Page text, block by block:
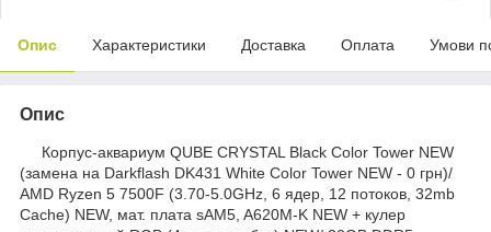
Опис Характеристики Доставка Оплата Умови
Опис
Корпус-аквариум QUBE CRYSTAL Black Color Tower NEW
(замена на Darkflash DK431 White Color Tower NEW - 0 грн)/
AMD Ryzen 5 7500F (3.70-5.0GHz, 6 ядер, 12 потоков, 32mb
Cache) NEW, мат. плата sAM5, A620M-K NEW + кулер